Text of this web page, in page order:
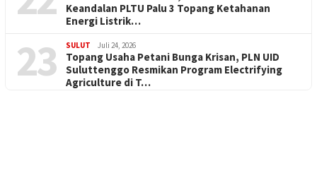
Keandalan PLTU Palu 3 Topang Ketahanan
Energi Listrik…
23 SULUT Juli 24, 2026
Topang Usaha Petani Bunga Krisan, PLN UID
Suluttenggo Resmikan Program Electrifying
Agriculture di T…